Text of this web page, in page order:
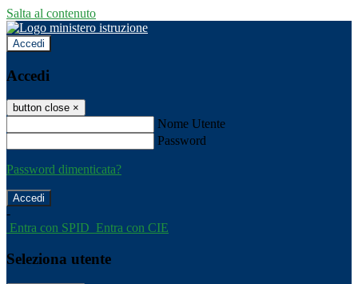
Salta al contenuto
Accedi
Accedi
button close ×
Nome Utente
Password
Password dimenticata?
-
Entra con SPID Entra con CIE
Seleziona utente